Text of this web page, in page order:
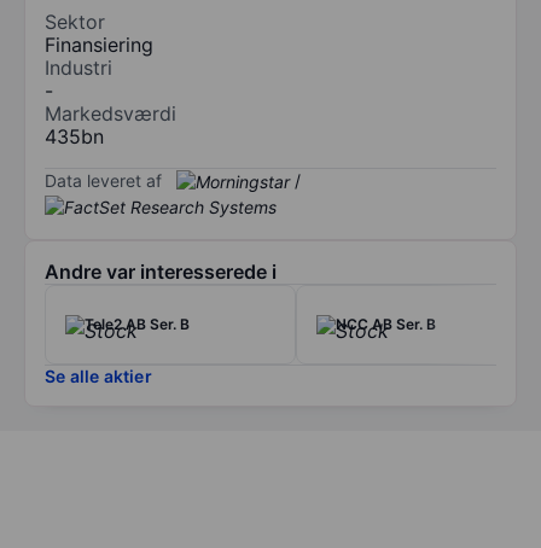
Sektor
Finansiering
Industri
-
Markedsværdi
435bn
Data leveret af /
Andre var interesserede i
Tele2 AB Ser. B NCC AB Ser. B
Se alle aktier